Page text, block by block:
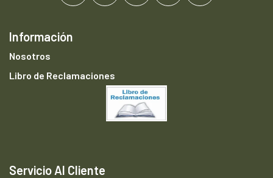
Información
Nosotros
Libro de Reclamaciones
Servicio Al Cliente